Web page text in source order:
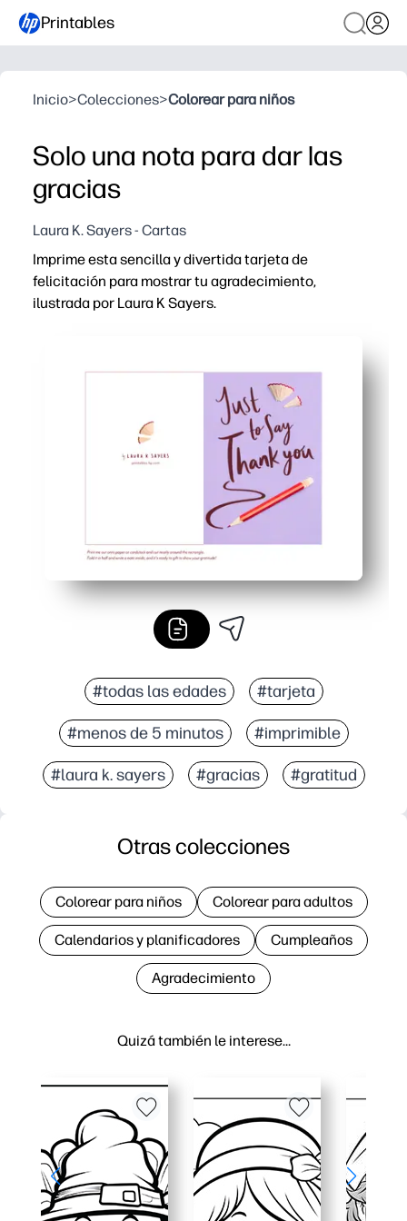
Printables
Inicio>Colecciones>Colorear para niños
Solo una nota para dar las
gracias
Laura K. Sayers - Cartas
Imprime esta sencilla y divertida tarjeta de
felicitación para mostrar tu agradecimiento,
ilustrada por Laura K Sayers.
Actividad apta para niños que despierta gratitud: una
Personalízalo a tu manera: añade una nota,
Ideal para el aula y el hogar: imprima uno o un juego
#todas las edades #tarjeta
#menos de 5 minutos #imprimible
#laura k. sayers #gracias #gratitud
Quizá también le interese…
Otras colecciones
Colorear para niños Colorear para adultos
Calendarios y planificadores Cumpleaños
Agradecimiento